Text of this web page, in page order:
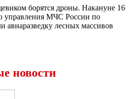
борятся дроны. Накануне 16
управления МЧС России по
авиаразведку лесных массивов
новости